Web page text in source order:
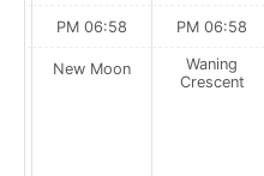
06:58 PM
Waning
Crescent
06:58 PM
New Moon